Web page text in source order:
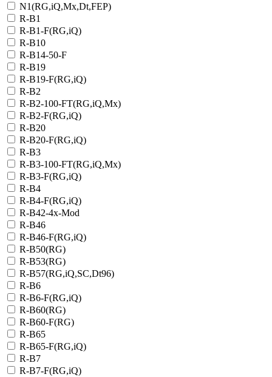
N1(RG,iQ,Mx,Dt,FEP)
R-B1
R-B1-F(RG,iQ)
R-B10
R-B14-50-F
R-B19
R-B19-F(RG,iQ)
R-B2
R-B2-100-FT(RG,iQ,Mx)
R-B2-F(RG,iQ)
R-B20
R-B20-F(RG,iQ)
R-B3
R-B3-100-FT(RG,iQ,Mx)
R-B3-F(RG,iQ)
R-B4
R-B4-F(RG,iQ)
R-B42-4x-Mod
R-B46
R-B46-F(RG,iQ)
R-B50(RG)
R-B53(RG)
R-B57(RG,iQ,SC,Dt96)
R-B6
R-B6-F(RG,iQ)
R-B60(RG)
R-B60-F(RG)
R-B65
R-B65-F(RG,iQ)
R-B7
R-B7-F(RG,iQ)